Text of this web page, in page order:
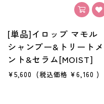
[単品]イロップ マモル
シャンプー&トリートメ
ント&セラム[MOIST]
¥5,600 (税込価格 ¥6,160 )